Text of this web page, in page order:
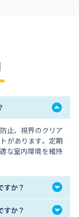
止、視界のクリア
があります。定期
な室内環境を維持
すか？
すか？